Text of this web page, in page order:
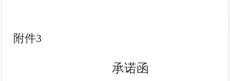
附件3
承诺函